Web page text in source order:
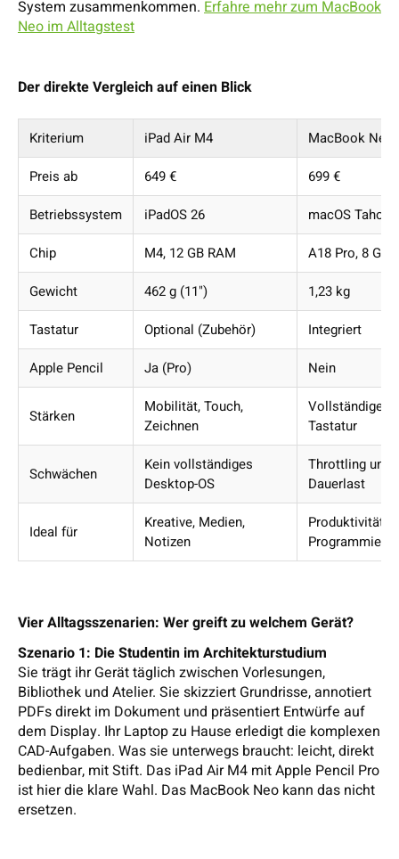
System zusammenkommen. Erfahre mehr zum MacBook
Neo im Alltagstest
Der direkte Vergleich auf einen Blick
Kriterium iPad Air M4
MacBook Neo
Preis ab
649 €
699 €
Betriebssystem
iPadOS 26
macOS Tahoe
Chip
M4, 12 GB RAM
A18 Pro, 8 GB
Gewicht
462 g (11")
1,23 kg
Tastatur
Optional (Zubehör)
Integriert
Apple Pencil
Ja (Pro) Nein
Stärken
Mobilität, Touch,
Zeichnen
Vollständiges
Tastatur
Schwächen
Kein vollständiges
Desktop-OS
Throttling unter
Dauerlast
Ideal für
Kreative, Medien,
Notizen
Produktivität,
Vier Alltagsszenarien: Wer greift zu welchem Gerät?
Szenario 1: Die Studentin im Architekturstudium
Sie trägt ihr Gerät täglich zwischen Vorlesungen,
Bibliothek und Atelier. Sie skizziert Grundrisse, annotiert
PDFs direkt im Dokument und präsentiert Entwürfe auf
dem Display. Ihr Laptop zu Hause erledigt die komplexen
CAD-Aufgaben. Was sie unterwegs braucht: leicht, direkt
bedienbar, mit Stift. Das iPad Air M4 mit Apple Pencil Pro
ist hier die klare Wahl. Das MacBook Neo kann das nicht
ersetzen.